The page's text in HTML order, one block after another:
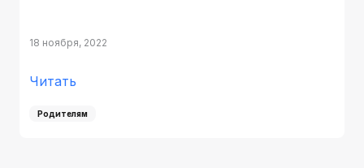
18 ноября, 2022
Читать
Родителям